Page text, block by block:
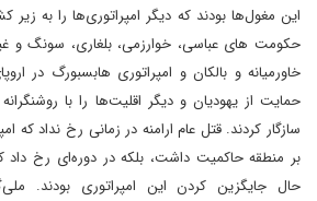
این مغول‌ها بودند که دیگر امپراتوری‌ها را به زیر
حکومت های عباسی، خوارزمی، بلغاری، سونگ و
خاورمیانه و بالکان و امپراتوری هابسبورگ در
حمایت از یهودیان و دیگر اقلیت‌ها را با
سازگار کردند. قتل عام ارامنه در زمانی رخ نداد که
بر منطقه حاکمیت داشت، بلکه در دوره‌ای رخ داد
حال جایگزین کردن این امپراتوری بودند.